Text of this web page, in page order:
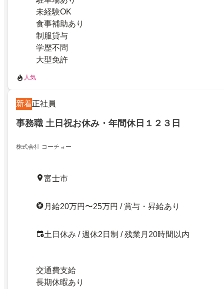
未経験OK
食事補助あり
制服貸与
学歴不問
大型免許
人気
新着正社員
事務職 土日祝お休み・年間休日１２３日
株式会社 コーチョー
富士市
月給20万円〜25万円 / 賞与・昇給あり
土日休み / 週休2日制 / 残業月20時間以内
交通費支給
長期休暇あり